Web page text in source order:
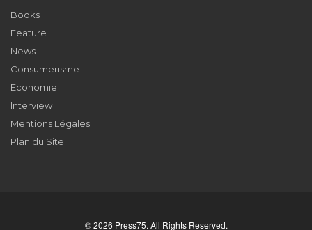
Books
Feature
News
Consumerisme
Economie
Interview
Mentions Légales
Plan du Site
© 2026 Press75. All Rights Reserved.